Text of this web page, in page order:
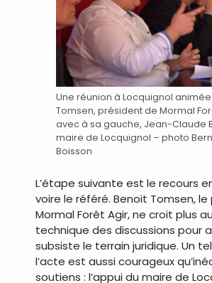
Une réunion à Locquignol
Tomsen, président de Mormal
avec à sa gauche, Jean-Claude
maire de Locquignol – photo
Boisson
L’étape suivante est le recours
voire le référé. Benoit Tomsen,
Mormal Forêt Agir, ne croit plus
technique des discussions pour
subsiste le terrain juridique. Un
l’acte est aussi courageux
soutiens : l’appui du maire de